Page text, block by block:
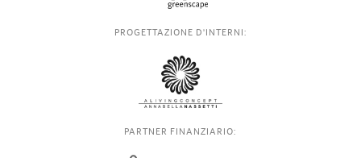
PROGETTAZIONE D'INTERNI:
PARTNER FINANZIARIO: